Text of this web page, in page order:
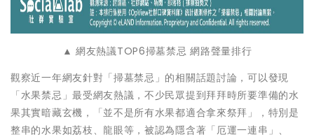
▲ 網友熱議TOP6掃墓禁忌 網路聲量排行
觀察近一年網友針對「掃墓禁忌」的相關話題討論，可以發現
「水果禁忌」最受網友熱議，不少民眾提到拜拜時所要準備的水
果其實暗藏玄機，「並不是所有水果都適合拿來祭拜」，特別是
整串的水果如荔枝、龍眼等，被認為隱含著「厄運一連串」、